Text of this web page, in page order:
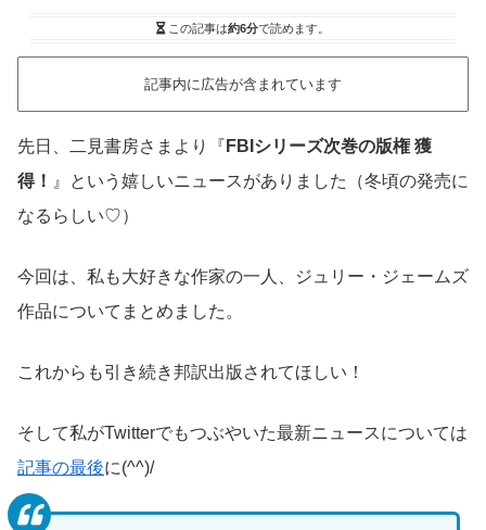
この記事は約6分で読めます。
記事内に広告が含まれています
先日、二見書房さまより『 FBIシリーズ次巻の版権 獲
得！ 』という嬉しいニュースがありました（冬頃の発売に
なるらしい♡）
今回は、私も大好きな作家の一人、ジュリー・ジェームズ
作品についてまとめました。
これからも引き続き邦訳出版されてほしい！
そして私がTwitterでもつぶやいた最新ニュースについては
記事の最後に(^^)/